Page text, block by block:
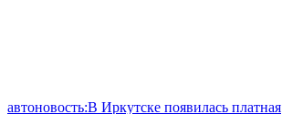
автоновость:В Иркутске появилась платная